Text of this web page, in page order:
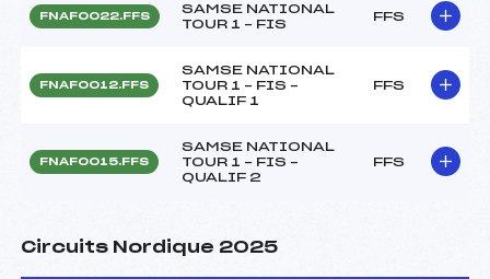
FNAF0022.FFS
SAMSE NATIONAL
TOUR 1 – FIS
FFS
FNAF0012.FFS
SAMSE NATIONAL
TOUR 1 – FIS –
QUALIF 1
FFS
FNAF0015.FFS
SAMSE NATIONAL
TOUR 1 – FIS –
QUALIF 2
FFS
Circuits Nordique 2025